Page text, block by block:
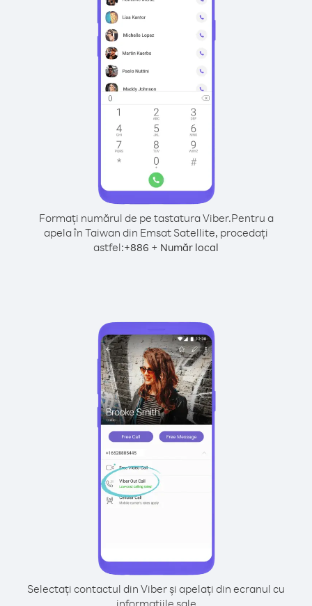
Formați numărul de pe tastatura Viber.Pentru a
apela în Taiwan din Emsat Satellite, procedați
astfel:+886 + Număr local
Selectați contactul din Viber și apelați din ecranul cu
informațiile sale